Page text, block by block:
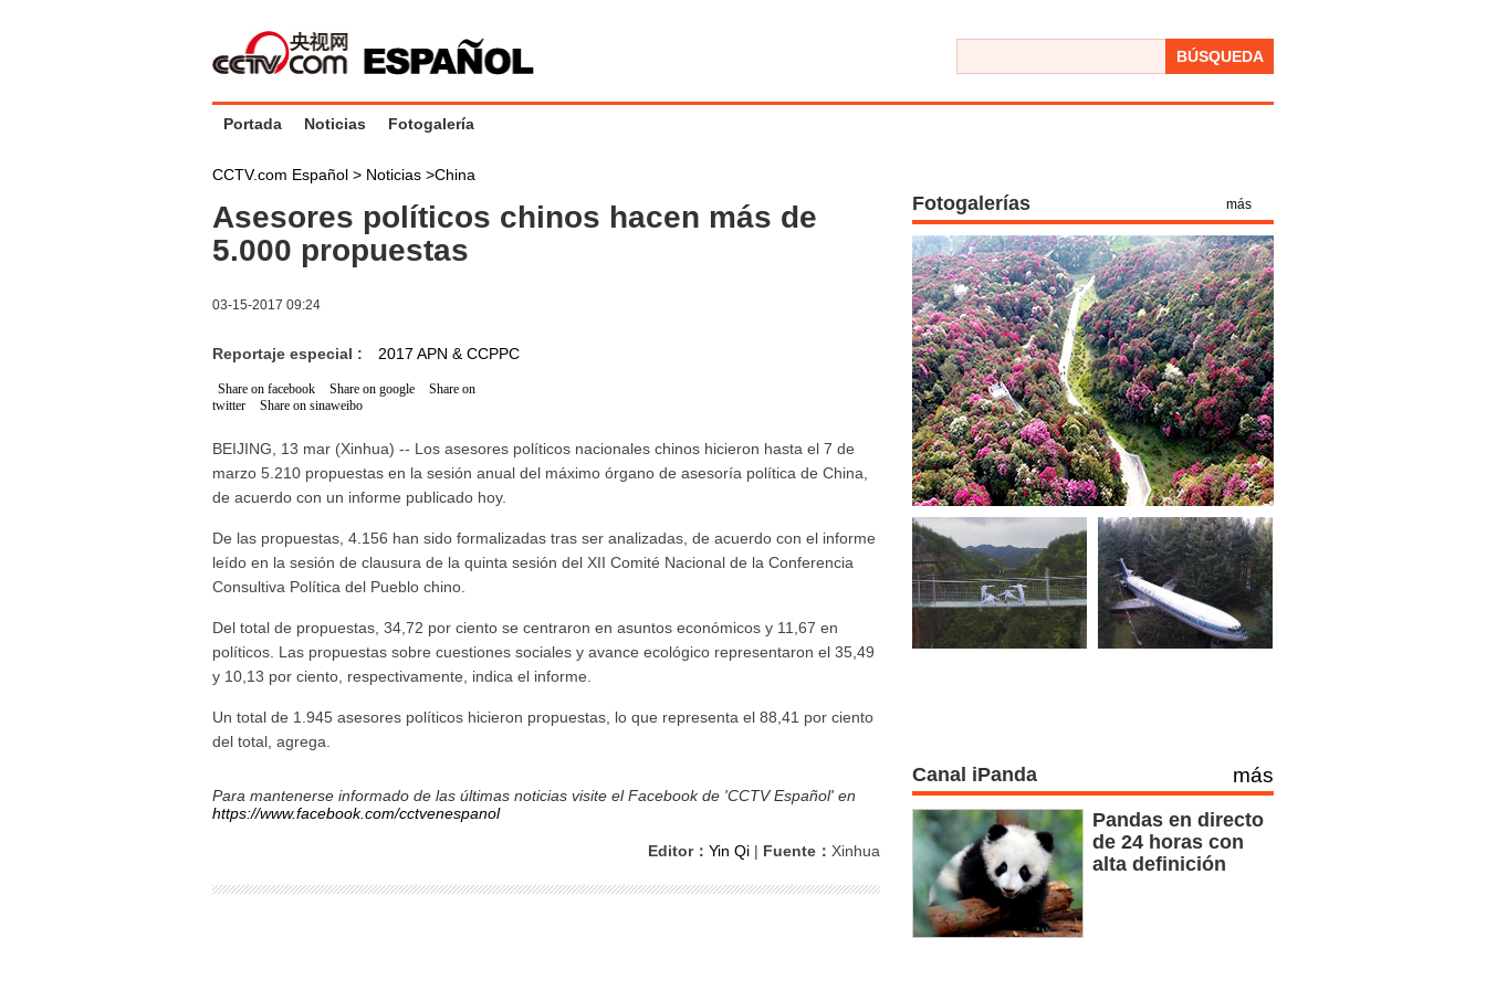
BÚSQUEDA
Portada Noticias Fotogalería
CCTV.com Español > Noticias >China
Asesores políticos chinos hacen más de
5.000 propuestas
03-15-2017 09:24
Reportaje especial : 2017 APN & CCPPC
Share on facebook Share on google
Share on
twitter
Share on sinaweibo
BEIJING, 13 mar (Xinhua) -- Los asesores políticos nacionales chinos hicieron hasta el 7 de
marzo 5.210 propuestas en la sesión anual del máximo órgano de asesoría política de China,
de acuerdo con un informe publicado hoy.
De las propuestas, 4.156 han sido formalizadas tras ser analizadas, de acuerdo con el informe
leído en la sesión de clausura de la quinta sesión del XII Comité Nacional de la Conferencia
Consultiva Política del Pueblo chino.
Del total de propuestas, 34,72 por ciento se centraron en asuntos económicos y 11,67 en
políticos. Las propuestas sobre cuestiones sociales y avance ecológico representaron el 35,49
y 10,13 por ciento, respectivamente, indica el informe.
Un total de 1.945 asesores políticos hicieron propuestas, lo que representa el 88,41 por ciento
del total, agrega.
Para mantenerse informado de las últimas noticias visite el Facebook de 'CCTV Español' en
https://www.facebook.com/cctvenespanol
Editor： Yin Qi | Fuente： Xinhua
Fotogalerías más
Canal iPanda más
Pandas en directo
de 24 horas con
alta definición